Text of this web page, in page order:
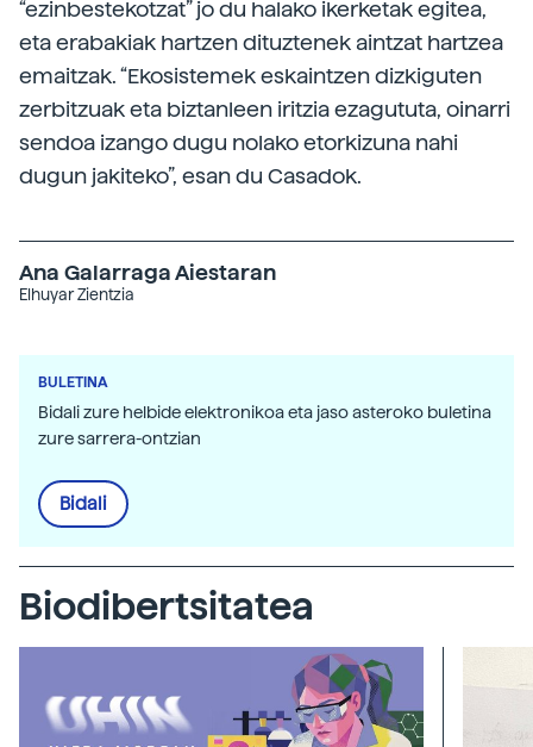
“ezinbestekotzat” jo du halako ikerketak egitea,
eta erabakiak hartzen dituztenek aintzat hartzea
emaitzak. “Ekosistemek eskaintzen dizkiguten
zerbitzuak eta biztanleen iritzia ezagututa, oinarri
sendoa izango dugu nolako etorkizuna nahi
dugun jakiteko”, esan du Casadok.
Ana Galarraga Aiestaran
Elhuyar Zientzia
BULETINA
Bidali zure helbide elektronikoa eta jaso asteroko buletina
zure sarrera-ontzian
Bidali
Biodibertsitatea